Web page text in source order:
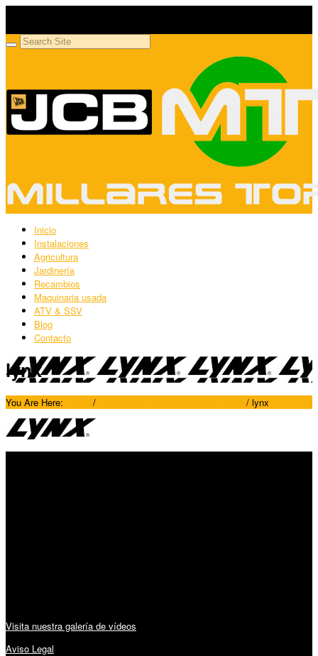
Inicio
Instalaciones
Agricultura
Jardinería
Recambios
Maquinaria usada
ATV & SSV
Blog
Contacto
lynx
You Are Here: / / lynx
Visita nuestra galería de vídeos
Aviso Legal